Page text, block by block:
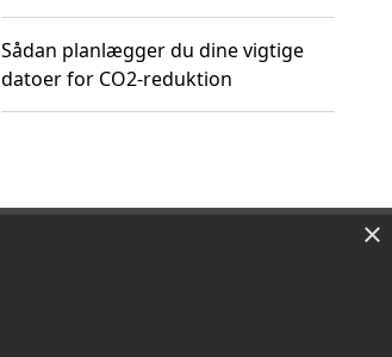
Sådan planlægger du dine vigtige
datoer for CO2-reduktion
×